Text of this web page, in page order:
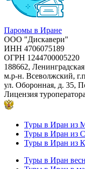
Паромы в Иране
ООО "Дискавери"
ИНН 4706075189
ОГРН 1244700005220
188662,
м.р-н. Всеволжский,
ул. Оборонная, д. 35,
Лицензия туроператора
Туры в Иран из
Туры в Иран из
Туры в Иран из
Туры в Иран